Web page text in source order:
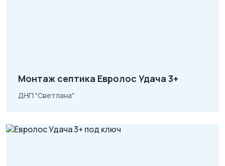
Монтаж септика Евролос Удача 3+
ДНП "Светлана"